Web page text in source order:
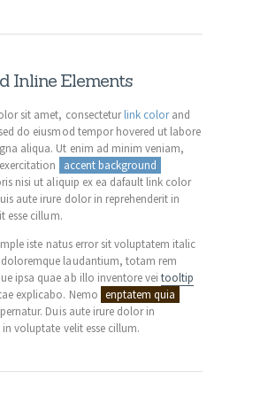
Inline Elements
sit amet, consecteturlink colorand
sed do eiusmod tempor hovered ut labore
aliqua. Ut enim ad minim veniam,
accent background
nisi ut aliquip ex ea dafault link color
aute irure dolor in reprehenderit in
esse cillum.
iste natus error sit voluptatem italic
laudantium, totam rem
ipsa quae ab illo inventore vei tooltip
explicabo. Nemo enptatem quia
Duis aute irure dolor in
in voluptate velit esse cillum.